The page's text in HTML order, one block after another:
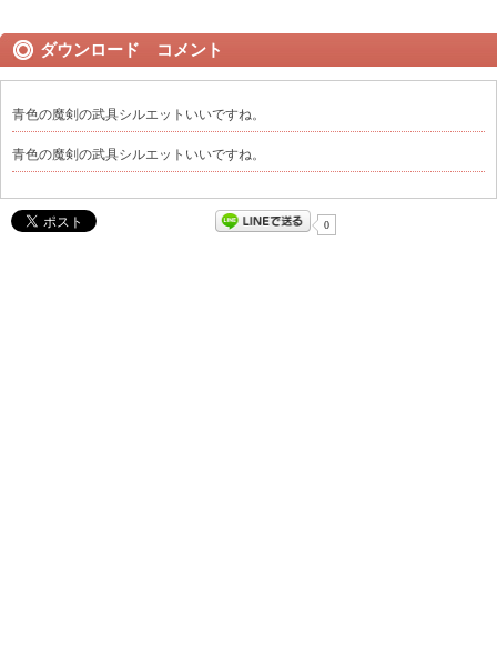
ダウンロード コメント
青色の魔剣の武具シルエットいいですね。
青色の魔剣の武具シルエットいいですね。
0